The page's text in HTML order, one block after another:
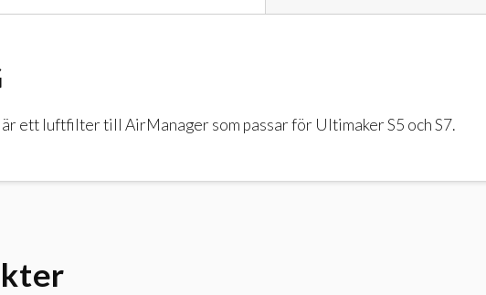
ett luftfilter till AirManager som passar för Ultimaker S5 och S7.